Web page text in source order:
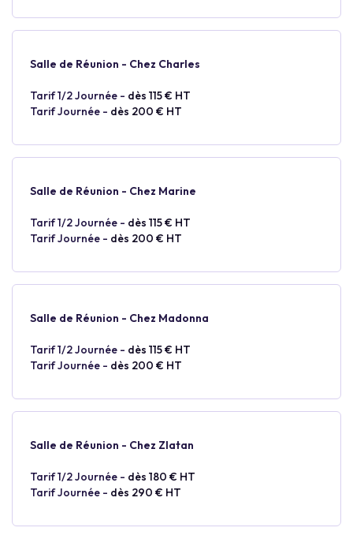
Salle de Réunion - Chez Charles
Tarif 1/2 Journée - dès 115 € HT
Tarif Journée - dès 200 € HT
Salle de Réunion - Chez Marine
Tarif 1/2 Journée - dès 115 € HT
Tarif Journée - dès 200 € HT
Salle de Réunion - Chez Madonna
Tarif 1/2 Journée - dès 115 € HT
Tarif Journée - dès 200 € HT
Salle de Réunion - Chez Zlatan
Tarif 1/2 Journée - dès 180 € HT
Tarif Journée - dès 290 € HT